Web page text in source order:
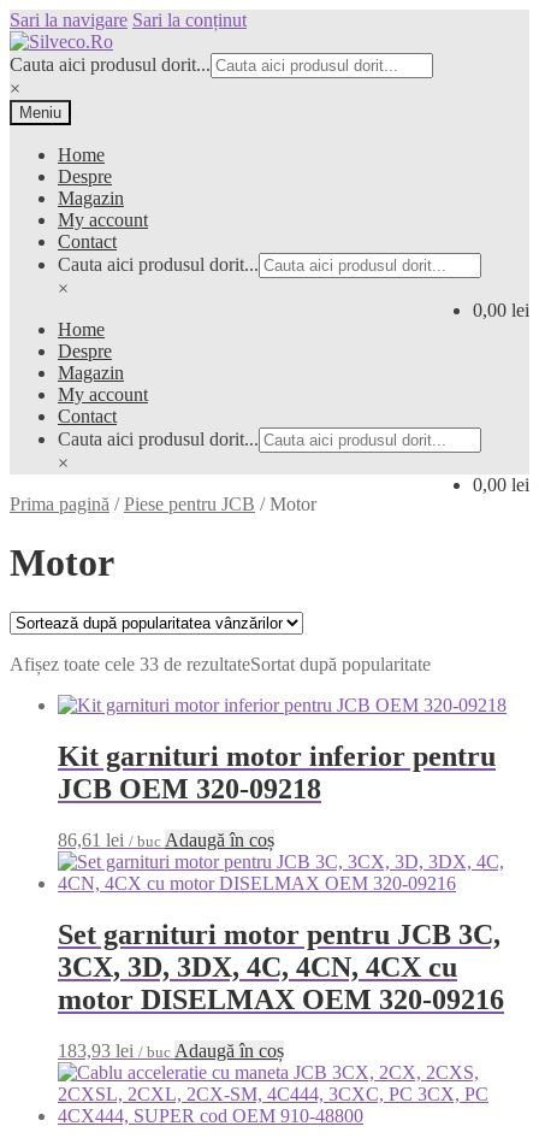
Sari la navigare Sari la conținut
Cauta aici produsul dorit...
×
Meniu
Home
Despre
Magazin
My account
Contact
Cauta aici produsul dorit...
×
0,00 lei
Home
Despre
Magazin
My account
Contact
Cauta aici produsul dorit...
×
0,00 lei
Prima pagină /Piese pentru JCB /Motor
Motor
Afișez toate cele 33 de rezultateSortat după popularitate
Kit garnituri motor inferior pentru
JCB OEM 320-09218
86,61 lei / buc Adaugă în coș
Set garnituri motor pentru JCB 3C,
3CX, 3D, 3DX, 4C, 4CN, 4CX cu
motor DISELMAX OEM 320-09216
183,93 lei / buc Adaugă în coș